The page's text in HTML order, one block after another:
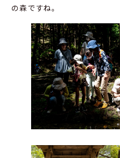
の森ですね。